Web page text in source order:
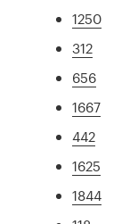
1250
312
656
1667
442
1625
1844